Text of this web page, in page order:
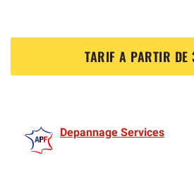
TARIF A PARTIR
Depannage Services